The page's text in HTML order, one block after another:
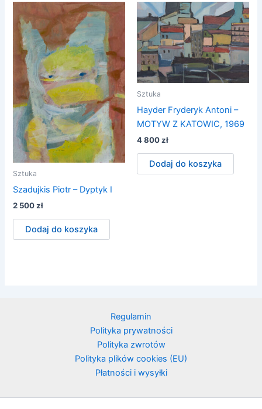
Sztuka
Szadujkis Piotr – Dyptyk I
2 500zł
Dodaj do koszyka
Sztuka
Hayder Fryderyk Antoni –
MOTYW Z KATOWIC, 1969
4 800zł
Dodaj do koszyka
Regulamin
Polityka prywatności
Polityka zwrotów
Polityka plików cookies (EU)
Płatności i wysyłki